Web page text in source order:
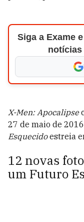
Siga a Exame
notícias
X-Men: Apocalipse
27 de maio de
Esquecidoestreia
12 novas
um Futuro